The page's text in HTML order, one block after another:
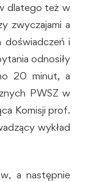
dlatego też w
zwyczajami a
doświadczeń i
odnosiły
20 minut, a
PWSZ w
Komisji prof.
wykład
a następnie